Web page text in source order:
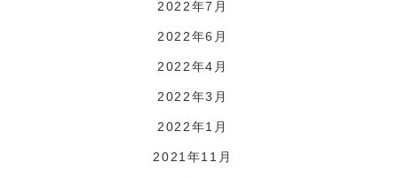
2022年7月
2022年6月
2022年4月
2022年3月
2022年1月
2021年11月